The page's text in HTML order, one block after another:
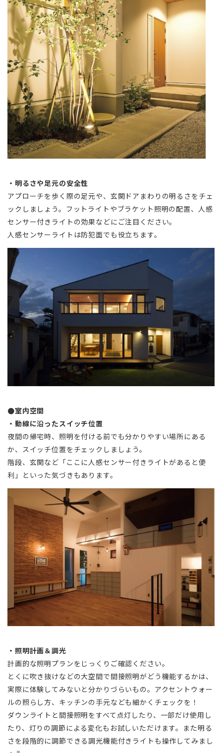
・明るさや足元の安全性
アプローチを歩く際の足元や、玄関ドアまわりの明るさをチェ
ックしましょう。フットライトやブラケット照明の配置、人感
センサー付きライトの効果などにご注目ください。
人感センサーライトは防犯面でも役立ちます。
●室内空間
・動線に沿ったスイッチ位置
夜間の帰宅時、照明を付ける前でも分かりやすい場所にある
か、スイッチ位置をチェックしましょう。
階段、玄関など「ここに人感センサー付きライトがあると便
利」といった気づきもあります。
・照明計画＆調光
計画的な照明プランをじっくりご確認ください。
とくに吹き抜けなどの大空間で間接照明がどう機能するかは、
実際に体験してみないと分かりづらいもの。アクセントウォー
ルの照らし方、キッチンの手元なども細かくチェックを！
ダウンライトと間接照明をすべて点灯したり、一部だけ使用し
たり、灯りの調節による変化もお試しいただけます。また明る
さを段階的に調節できる調光機能付きライトも操作してみまし